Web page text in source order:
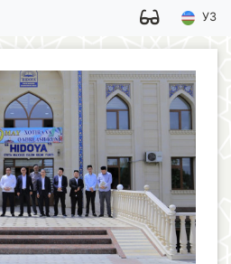
УЗ